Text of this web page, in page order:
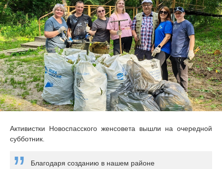
Активистки Новоспасского женсовета вышли на очередной
субботник.
Благодаря созданию в нашем районе